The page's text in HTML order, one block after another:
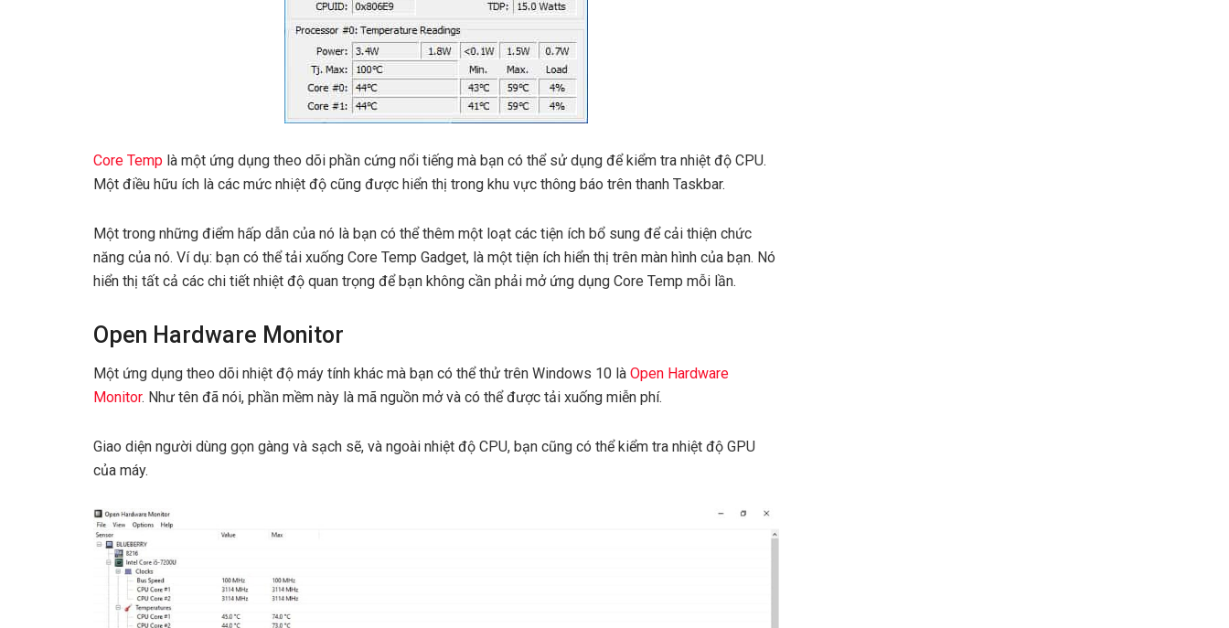
Core Temp là một ứng dụng theo dõi phần cứng nổi tiếng mà bạn có thể sử dụng để kiểm tra nhiệt độ CPU.
Một điều hữu ích là các mức nhiệt độ cũng được hiển thị trong khu vực thông báo trên thanh Taskbar.
Một trong những điểm hấp dẫn của nó là bạn có thể thêm một loạt các tiện ích bổ sung để cải thiện chức
năng của nó. Ví dụ: bạn có thể tải xuống Core Temp Gadget, là một tiện ích hiển thị trên màn hình của bạn. Nó
hiển thị tất cả các chi tiết nhiệt độ quan trọng để bạn không cần phải mở ứng dụng Core Temp mỗi lần.
Open Hardware Monitor
Một ứng dụng theo dõi nhiệt độ máy tính khác mà bạn có thể thử trên Windows 10 là Open Hardware
Monitor. Như tên đã nói, phần mềm này là mã nguồn mở và có thể được tải xuống miễn phí.
Giao diện người dùng gọn gàng và sạch sẽ, và ngoài nhiệt độ CPU, bạn cũng có thể kiểm tra nhiệt độ GPU
của máy.